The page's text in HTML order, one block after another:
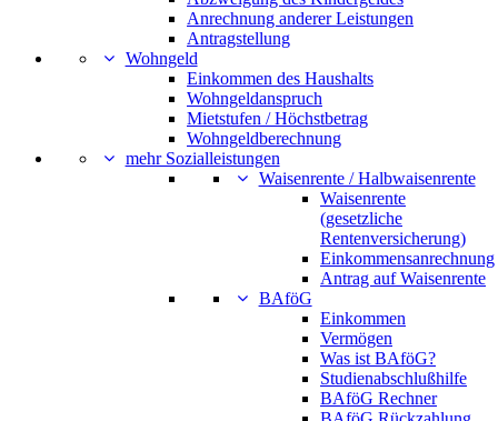
Anrechnung anderer Leistungen
Antragstellung
Wohngeld
Einkommen des Haushalts
Wohngeldanspruch
Mietstufen / Höchstbetrag
Wohngeldberechnung
mehr Sozialleistungen
Waisenrente / Halbwaisenrente
Waisenrente
(gesetzliche
Rentenversicherung)
Einkommensanrechnung
Antrag auf Waisenrente
BAföG
Einkommen
Vermögen
Was ist BAföG?
Studienabschlußhilfe
BAföG Rechner